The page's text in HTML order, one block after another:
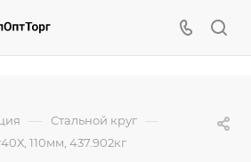
— Стальной круг —
110мм, 437.902кг